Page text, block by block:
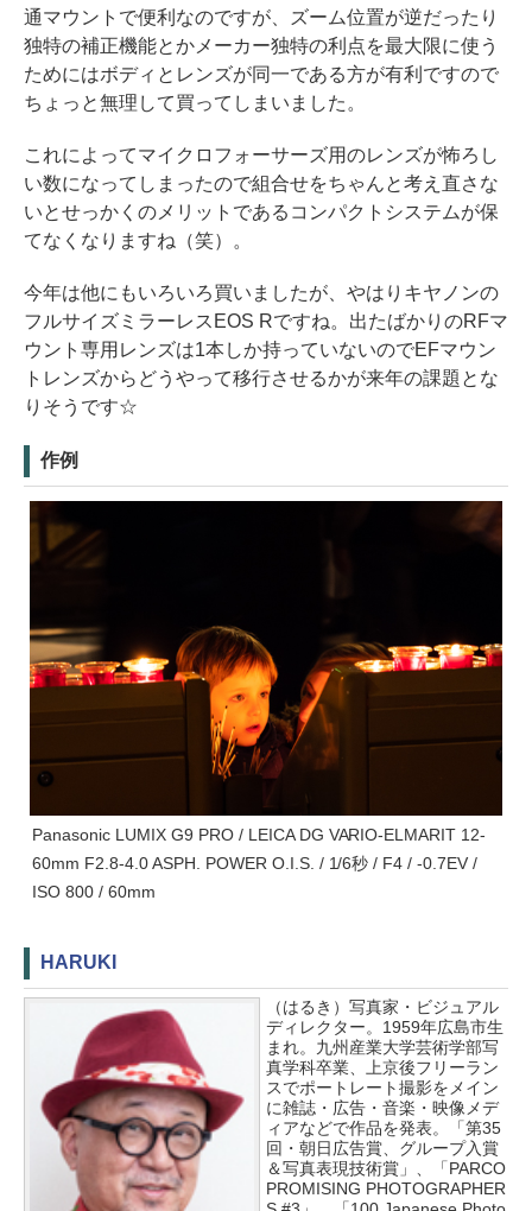
通マウントで便利なのですが、ズーム位置が逆だったり
独特の補正機能とかメーカー独特の利点を最大限に使う
ためにはボディとレンズが同一である方が有利ですので
ちょっと無理して買ってしまいました。
これによってマイクロフォーサーズ用のレンズが怖ろし
い数になってしまったので組合せをちゃんと考え直さな
いとせっかくのメリットであるコンパクトシステムが保
てなくなりますね（笑）。
今年は他にもいろいろ買いましたが、やはりキヤノンの
フルサイズミラーレスEOS Rですね。出たばかりのRFマ
ウント専用レンズは1本しか持っていないのでEFマウン
トレンズからどうやって移行させるかが来年の課題とな
りそうです☆
作例
Panasonic LUMIX G9 PRO / LEICA DG VARIO-ELMARIT 12-
60mm F2.8-4.0 ASPH. POWER O.I.S. / 1/6秒 / F4 / -0.7EV /
ISO 800 / 60mm
HARUKI
（はるき）写真家・ビジュアル
ディレクター。1959年広島市生
まれ。九州産業大学芸術学部写
真学科卒業、上京後フリーラン
スでポートレート撮影をメイン
に雑誌・広告・音楽・映像メデ
ィアなどで作品を発表。「第35
回・朝日広告賞、グループ入賞
＆写真表現技術賞」、「PARCO
PROMISING PHOTOGRAPHER